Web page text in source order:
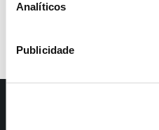
Analíticos
Publicidade